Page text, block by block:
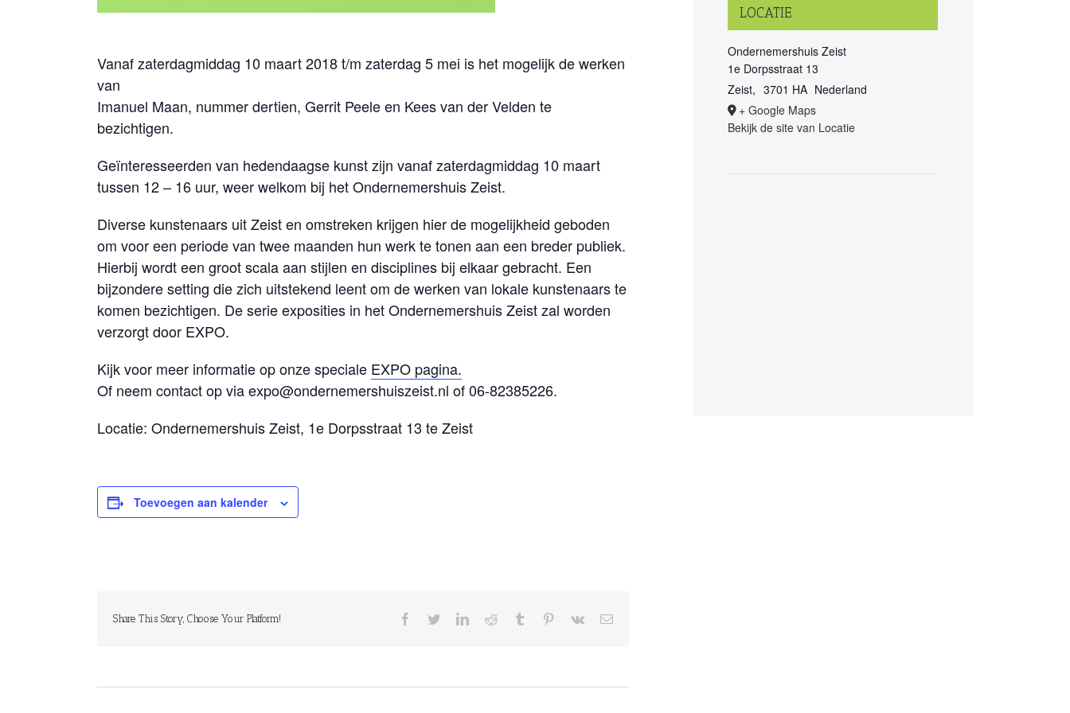
Vanaf zaterdagmiddag 10 maart 2018 t/m zaterdag 5 mei is het mogelijk de werken
van
Imanuel Maan, nummer dertien, Gerrit Peele en Kees van der Velden te
bezichtigen.
Geïnteresseerden van hedendaagse kunst zijn vanaf zaterdagmiddag 10 maart
tussen 12 – 16 uur, weer welkom bij het Ondernemershuis Zeist.
Diverse kunstenaars uit Zeist en omstreken krijgen hier de mogelijkheid geboden
om voor een periode van twee maanden hun werk te tonen aan een breder publiek.
Hierbij wordt een groot scala aan stijlen en disciplines bij elkaar gebracht. Een
bijzondere setting die zich uitstekend leent om de werken van lokale kunstenaars te
komen bezichtigen. De serie exposities in het Ondernemershuis Zeist zal worden
verzorgt door EXPO.
Kijk voor meer informatie op onze speciale EXPO pagina.
Of neem contact op via expo@ondernemershuiszeist.nl of 06-82385226.
Locatie: Ondernemershuis Zeist, 1e Dorpsstraat 13 te Zeist
Toevoegen aan kalender
Share This Story, Choose Your Platform! facebooktwitterlinkedinreddit tumblr pinterest
vk
E-
LOCATIE
Ondernemershuis Zeist
1e Dorpsstraat 13
Zeist, 3701 HA Nederland
+ Google Maps
Bekijk de site van Locatie